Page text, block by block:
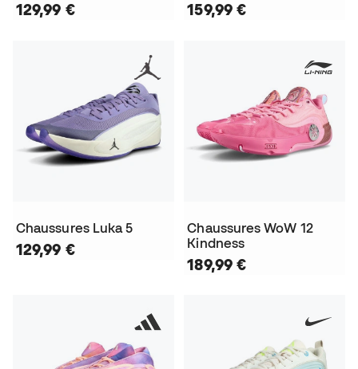
129,99 € 159,99 €
Chaussures Luka 5
129,99 €
Chaussures WoW 12
Kindness
189,99 €